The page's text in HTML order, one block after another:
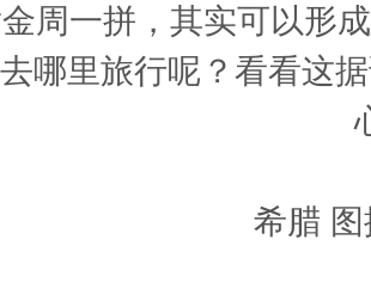
周一拼，其实可以形
哪里旅行呢？看看这
希腊